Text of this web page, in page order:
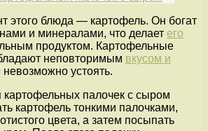
этого блюда — картофель. Он богат
и минералами, что делает его
продуктом. Картофельные
неповторимым вкусом и
невозможно устоять.
картофельных палочек с сыром
картофель тонкими палочками,
цвета, а затем посыпать